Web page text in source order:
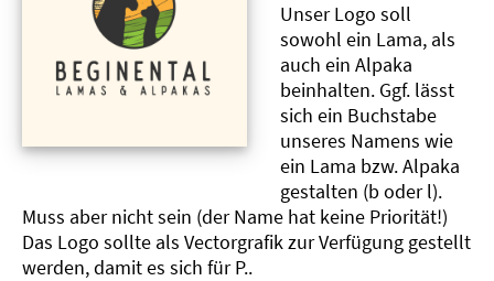
Unser Logo soll
sowohl ein Lama, als
auch ein Alpaka
beinhalten. Ggf. lässt
sich ein Buchstabe
unseres Namens wie
ein Lama bzw. Alpaka
gestalten (b oder l).
Muss aber nicht sein (der Name hat keine Priorität!)
Das Logo sollte als Vectorgrafik zur Verfügung gestellt
werden, damit es sich für P..